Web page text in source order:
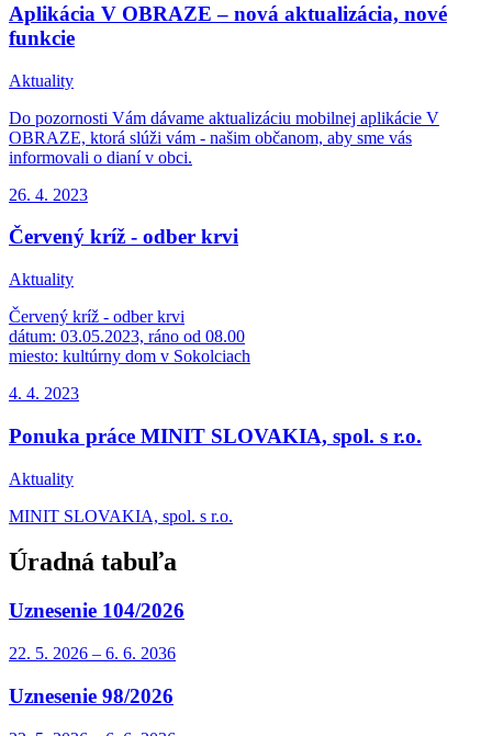
Aplikácia V OBRAZE – nová aktualizácia, nové
funkcie
Aktuality
Do pozornosti Vám dávame aktualizáciu mobilnej aplikácie V
OBRAZE, ktorá slúži vám - našim občanom, aby sme vás
informovali o dianí v obci.
26. 4. 2023
Červený kríž - odber krvi
Aktuality
Červený kríž - odber krvi
dátum: 03.05.2023, ráno od 08.00
miesto: kultúrny dom v Sokolciach
4. 4. 2023
Ponuka práce MINIT SLOVAKIA, spol. s r.o.
Aktuality
MINIT SLOVAKIA, spol. s r.o.
Úradná tabuľa
Uznesenie 104/2026
22. 5. 2026 – 6. 6. 2036
Uznesenie 98/2026